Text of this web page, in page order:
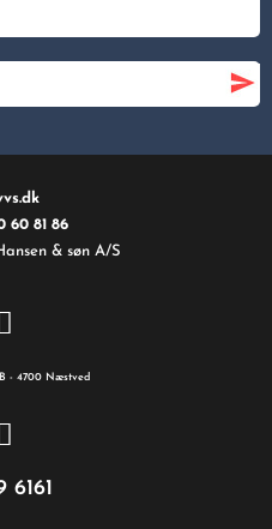
60 81 86
& søn A/S
- 4700 Næstved
6161